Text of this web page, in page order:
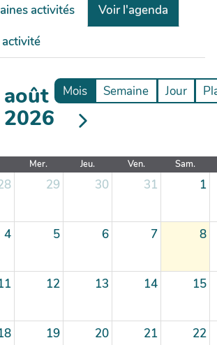
activités
Voir l'agenda
août
2026
Mois Semaine Jour
Mer. Jeu. Ven. Sam.
29 30 31 1
4 5 6 7 8
12 13 14 15
19 20 21 22